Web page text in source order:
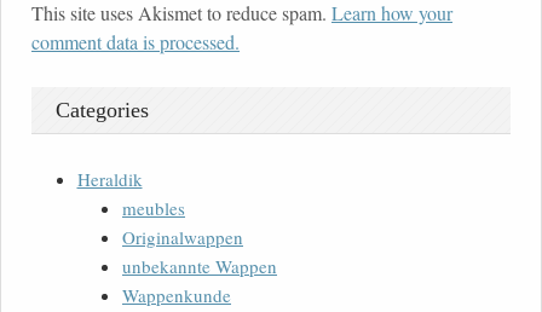
This site uses Akismet to reduce spam. Learn how your
comment data is processed.
Categories
Heraldik
meubles
Originalwappen
unbekannte Wappen
Wappenkunde